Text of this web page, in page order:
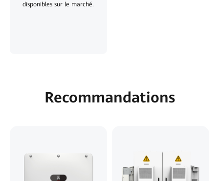
disponibles sur le marché.
Recommandations